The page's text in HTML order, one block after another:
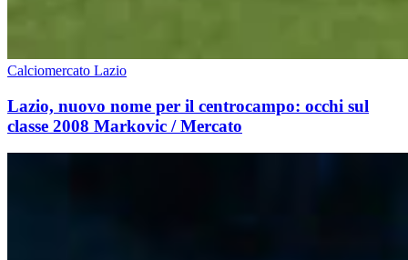
Calciomercato Lazio
Lazio, nuovo nome per il centrocampo: occhi sul
classe 2008 Markovic / Mercato